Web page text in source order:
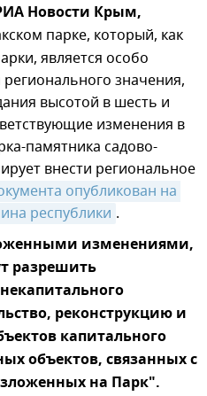
Новости Крым,
парке, который, как
является особо
значения,
высотой в шесть и
изменения в
памятника садово-
внести региональное
опубликован на
республики .
изменениями,
разрешить
реконструкцию и
капитального
объектов, связанных с
на Парк".